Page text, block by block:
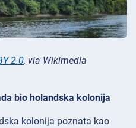
2.0, via Wikimedia
bio holandska kolonija
kolonija poznata kao